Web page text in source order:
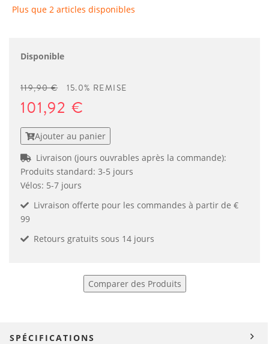
Plus que 2 articles disponibles
Disponible
119,90 € 15.0% REMISE
101,92 €
Ajouter au panier
Livraison (jours ouvrables après la commande):
Produits standard: 3-5 jours
Vélos: 5-7 jours
Livraison offerte pour les commandes à partir de €
99
Retours gratuits sous 14 jours
Comparer des Produits
SPÉCIFICATIONS